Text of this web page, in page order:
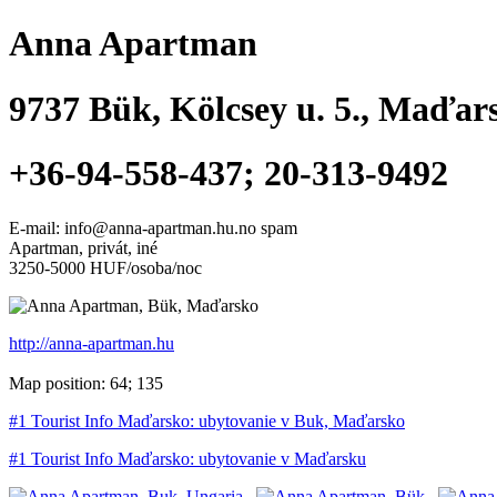
Anna Apartman
9737 Bük, Kölcsey u. 5.,
+36-94-558-437; 20-313-9492
E-mail: info@anna-apartman.hu.no spam
Apartman, privát, iné
3250-5000 HUF/osoba/noc
http://anna-apartman.hu
Map position: 64; 135
#1 Tourist Info Maďarsko: ubytovanie v Buk, Maďarsko
#1 Tourist Info Maďarsko: ubytovanie v Maďarsku